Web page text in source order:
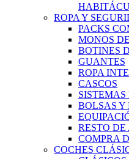
ROPA Y
PACKS
MONOS
BOTINES
GUANTES
ROPA
CASCOS
SISTEMAS
BOLSAS Y
RESTO DE
COMPRA
COCHES